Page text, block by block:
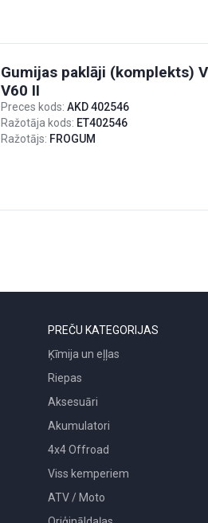
Gumijas paklāji (komplekts)
V60 II
Preces kods: AKD 402546
Ražotāja kods: ET402546
Ražotājs: FROGUM
PREČU KATEGORIJAS
Ķīmija un eļļas
Riepas
Aksesuāri
Akumulatori
4x4 Offroad
Viss kemperiem
ATV / Moto